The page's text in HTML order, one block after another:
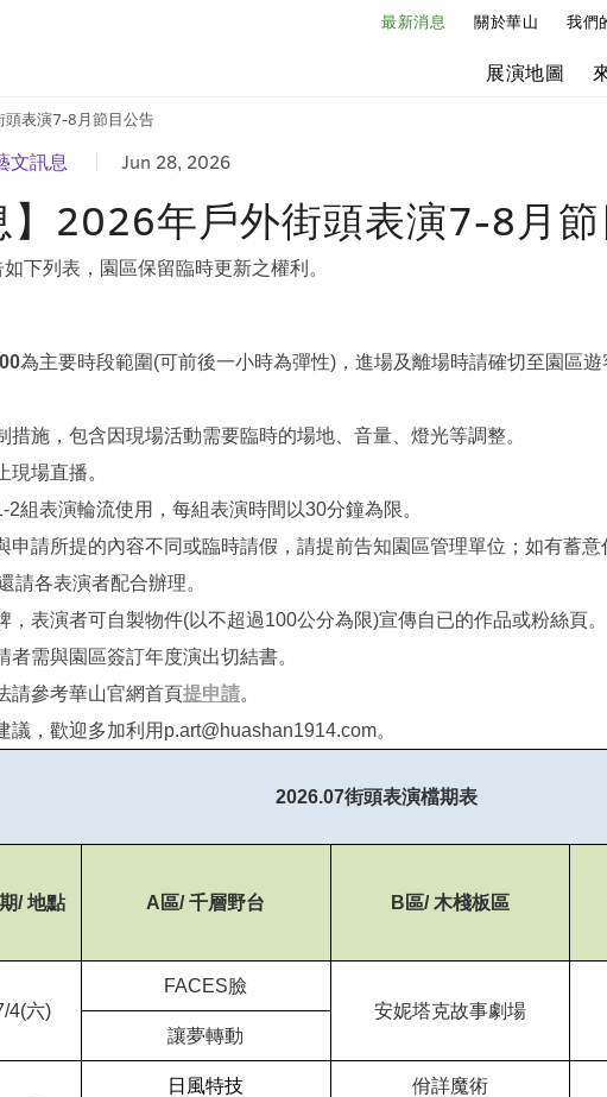
最新消息 關於華山 我們
展演地圖
頭表演7-8月節目公告
文訊息 Jun 28, 2026
】2026年戶外街頭表演7-8月
下列表，園區保留臨時更新之權利。
為主要時段範圍(可前後一小時為彈性)，進場及離場時請確切至園區
措施，包含因現場活動需要臨時的場地、音量、燈光等調整。
現場直播。
組表演輪流使用，每組表演時間以30分鐘為限。
申請所提的內容不同或臨時請假，請提前告知園區管理單位；如有蓄
請各表演者配合辦理。
，表演者可自製物件(以不超過100公分為限)宣傳自已的作品或粉絲頁。
者需與園區簽訂年度演出切結書。
請參考華山官網首頁提申請。
議，歡迎多加利用p.art@huashan1914.com。
2026.07街頭表演檔期表
/ 地點 A 區/ 千層野台 B 區/ 木棧板區
4(六)
FACES臉
安妮塔克故事劇場
讓夢轉動
日風特技
佾詳魔術